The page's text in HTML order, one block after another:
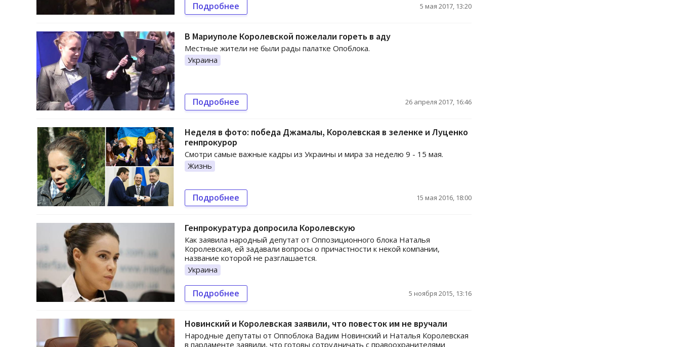
Подробнее 5 мая 2017, 13:20
В Мариуполе Королевской пожелали гореть в аду
Местные жители не были рады палатке Опоблока.
Украина
Подробнее 26 апреля 2017, 16:46
Неделя в фото: победа Джамалы, Королевская в зеленке и Луценко
генпрокурор
Смотри самые важные кадры из Украины и мира за неделю 9 - 15 мая.
Жизнь
Подробнее 15 мая 2016, 18:00
Генпрокуратура допросила Королевскую
Как заявила народный депутат от Оппозиционного блока Наталья
Королевская, ей задавали вопросы о причастности к некой компании,
название которой не разглашается.
Украина
Подробнее 5 ноября 2015, 13:16
Новинский и Королевская заявили, что повесток им не вручали
Народные депутаты от Оппоблока Вадим Новинский и Наталья Королевская
в парламенте заявили, что готовы сотрудничать с правоохранителями